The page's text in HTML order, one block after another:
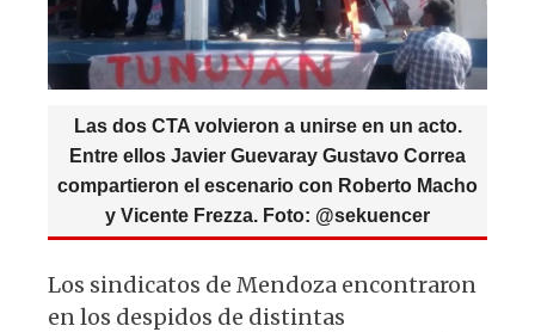
Las dos CTA volvieron a unirse en un acto.
Entre ellos Javier Guevaray Gustavo Correa
compartieron el escenario con Roberto Macho
y Vicente Frezza. Foto: @sekuencer
Los sindicatos de Mendoza encontraron
en los despidos de distintas